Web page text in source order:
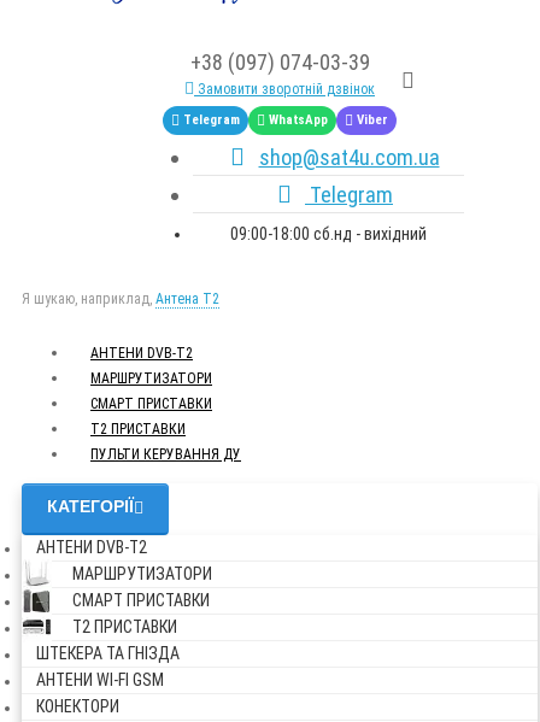
+38 (097) 074-03-39
Замовити зворотній дзвінок
Telegram WhatsApp Viber
shop@sat4u.com.ua
Telegram
09:00-18:00 сб.нд - вихідний
Я шукаю, наприклад, Антена Т2
АНТЕНИ DVB-Т2
МАРШРУТИЗАТОРИ
СМАРТ ПРИСТАВКИ
Т2 ПРИСТАВКИ
ПУЛЬТИ КЕРУВАННЯ ДУ
КАТЕГОРІЇ
АНТЕНИ DVB-Т2
МАРШРУТИЗАТОРИ
СМАРТ ПРИСТАВКИ
Т2 ПРИСТАВКИ
ШТЕКЕРА ТА ГНІЗДА
АНТЕНИ WI-FI GSM
КОНЕКТОРИ